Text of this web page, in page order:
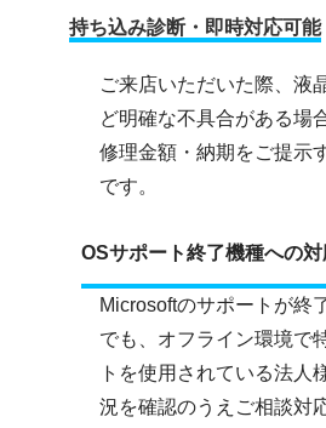
持ち込み診断・即時対応可能
ご来店いただいた際、液
ど明確な不具合がある場
修理金額・納期をご提示
です。
OSサポート終了機種への対
Microsoftのサポートが終
でも、オフライン環境で
トを使用されている法人
況を確認のうえご相談対